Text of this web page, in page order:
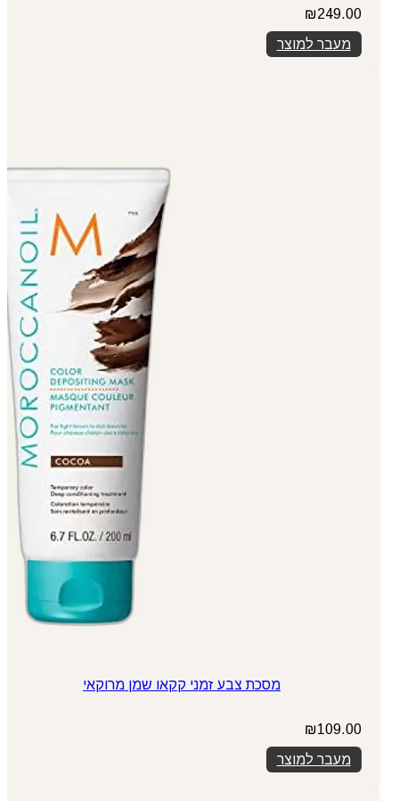
₪249.00
מעבר למוצר
מסכת צבע זמני קקאו שמן מרוקאי
₪109.00
מעבר למוצר